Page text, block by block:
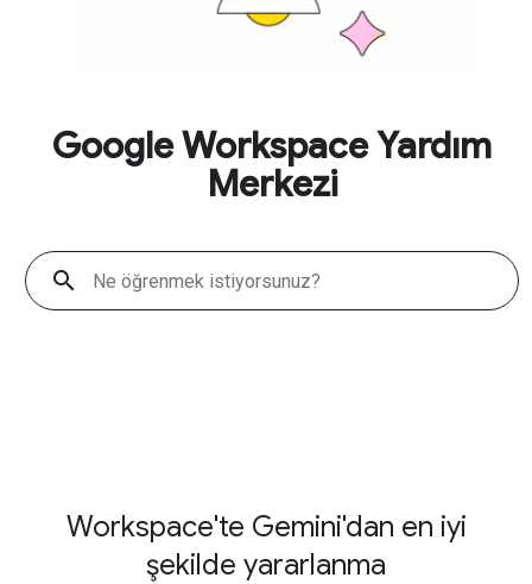
Google Workspace Yardım
Merkezi
search
Workspace'te Gemini'dan en iyi
şekilde yararlanma